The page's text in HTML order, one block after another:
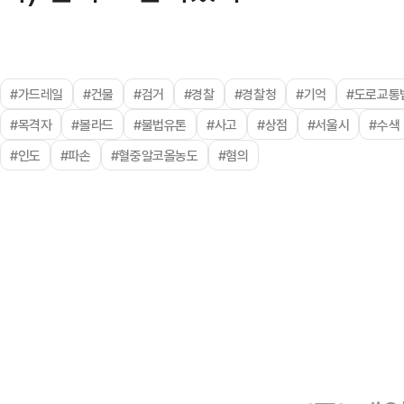
#가드레일 #건물 #검거 #경찰 #경찰청 #기억
#도로교통
#목격자
#볼라드 #불법유톤 #사고 #상점 #서울시
#수색
#인도
#파손 #혈중알코올농도 #혐의